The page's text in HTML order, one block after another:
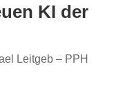
KI der
Leitgeb – PPH